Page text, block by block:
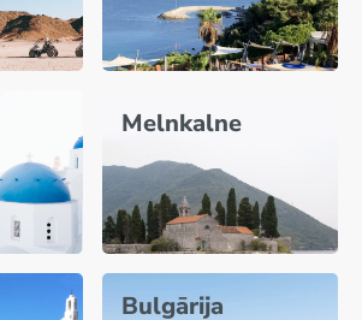
Melnkalne
Bulgārija